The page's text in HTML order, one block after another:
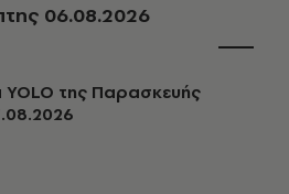
06.08.2026
YOLO της Παρασκευής